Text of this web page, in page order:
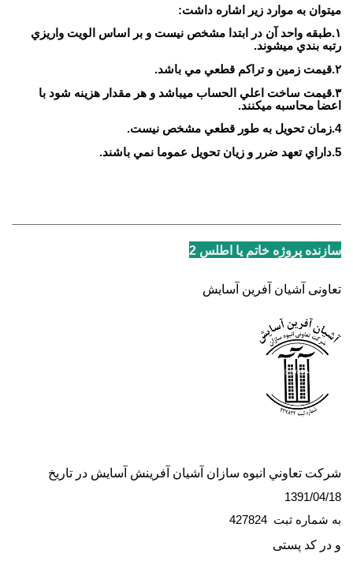
میتوان به موارد زیر اشاره داشت:
١.طبقه واحد آن در ابتدا مشخص نيست و بر اساس الويت واريزي
رتبه بندي ميشوند.
٢.قيمت زمين و تراكم قطعي مي باشد.
٣.قيمت ساخت اعلي الحساب ميباشد و هر مقدار هزينه شود با
اعضا محاسبه ميكنند.
4
.زمان تحويل به طور قطعي مشخص نيست.
5.داراي تعهد ضرر و زيان تحويل عموما نمي باشند.
سازنده پروژه خاتم یا اطلس 2
تعاونی آشیان آفرین آسایش
شركت تعاوني انبوه سازان آشیان آفرینش آسایش در تاريخ
1391/04/18
به شماره ثبت 427824
و در کد پستی